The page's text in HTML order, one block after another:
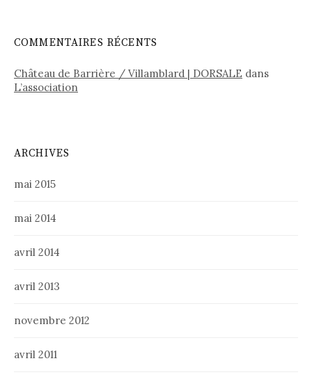
COMMENTAIRES RÉCENTS
Château de Barrière / Villamblard | DORSALE dans
L’association
ARCHIVES
mai 2015
mai 2014
avril 2014
avril 2013
novembre 2012
avril 2011